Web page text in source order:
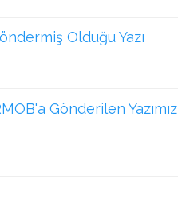
Olduğu Yazı
Gönderilen Yazımız